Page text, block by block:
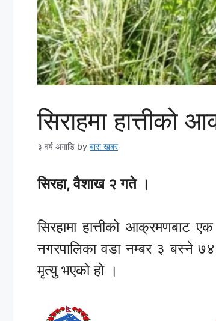
सिराहमा
३ वर्ष अगाडि by बारा खबर
सिरहा, वैशाख २ गते ।
सिरहामा हात्तीको आक्रमणबाट
नगरपालिका वडा नम्बर ३ बस्ने
मृत्यु भएको हो ।